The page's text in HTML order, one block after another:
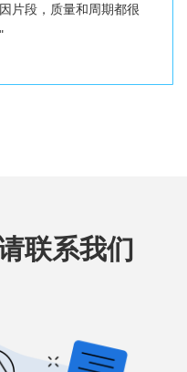
片段，质量和周期都很
联系我们